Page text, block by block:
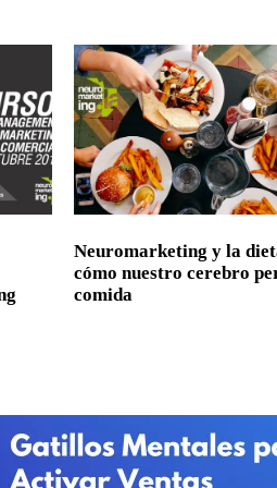
Neuromarketing y la
cómo nuestro cerebro
comida